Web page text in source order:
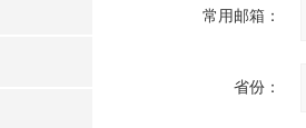
常用邮箱：
省份：